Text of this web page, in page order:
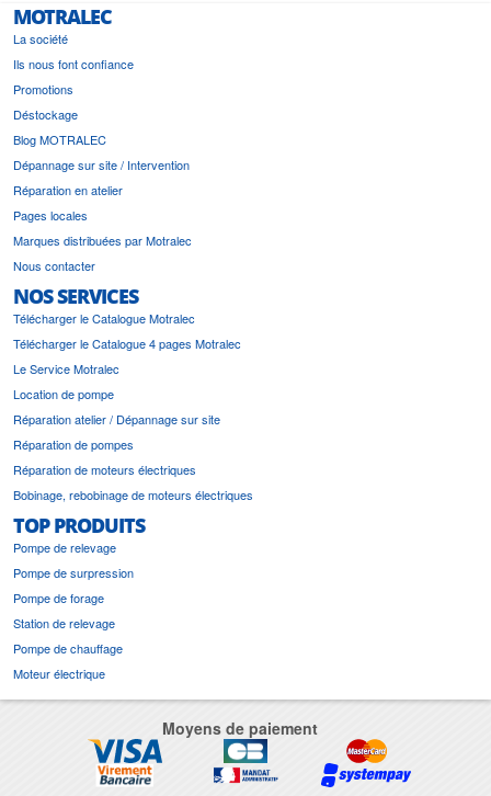
MOTRALEC
La société
Ils nous font confiance
Promotions
Déstockage
Blog MOTRALEC
Dépannage sur site / Intervention
Réparation en atelier
Pages locales
Marques distribuées par Motralec
Nous contacter
NOS SERVICES
Télécharger le Catalogue Motralec
Télécharger le Catalogue 4 pages Motralec
Le Service Motralec
Location de pompe
Réparation atelier / Dépannage sur site
Réparation de pompes
Réparation de moteurs électriques
Bobinage, rebobinage de moteurs électriques
TOP PRODUITS
Pompe de relevage
Pompe de surpression
Pompe de forage
Station de relevage
Pompe de chauffage
Moteur électrique
Moyens de paiement